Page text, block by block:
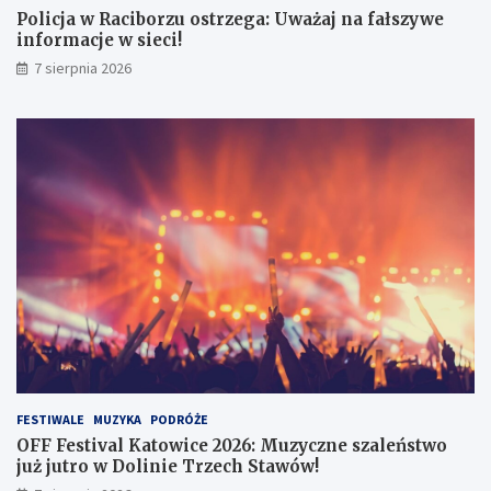
e
g
a
:
w
f
a
ł
s
z
y
w
e
i
n
f
6
:
M
u
y
a
l
e
ń
s
w
o
j
u
ż
Policja w Raciborzu ostrzega: Uważaj na fałszywe
informacje w sieci!
7 sierpnia 2026
FESTIWALE MUZYKA PODRÓŻE
OFF Festival Katowice 2026: Muzyczne szaleństwo
już jutro w Dolinie Trzech Stawów!